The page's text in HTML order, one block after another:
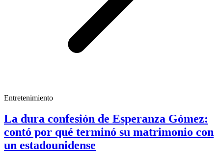
Entretenimiento
La dura confesión de Esperanza Gómez:
contó por qué terminó su matrimonio con
un estadounidense